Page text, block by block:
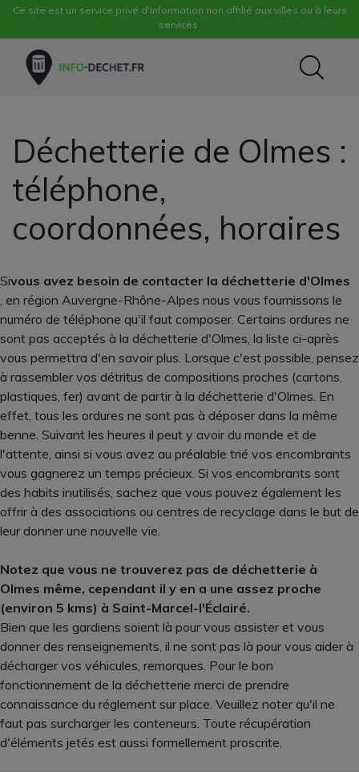
Ce site est un service privé d'information non affilié aux villes ou à leurs
services.
Déchetterie de Olmes :
téléphone,
coordonnées, horaires
Sivous avez besoin de contacter la déchetterie d'Olmes
, en région Auvergne-Rhône-Alpes nous vous fournissons le
numéro de téléphone qu'il faut composer. Certains ordures ne
sont pas acceptés à la déchetterie d'Olmes, la liste ci-après
vous permettra d'en savoir plus. Lorsque c'est possible, pensez
à rassembler vos détritus de compositions proches (cartons,
plastiques, fer) avant de partir à la déchetterie d'Olmes. En
effet, tous les ordures ne sont pas à déposer dans la même
benne. Suivant les heures il peut y avoir du monde et de
l'attente, ainsi si vous avez au préalable trié vos encombrants
vous gagnerez un temps précieux. Si vos encombrants sont
des habits inutilisés, sachez que vous pouvez également les
offrir à des associations ou centres de recyclage dans le but de
leur donner une nouvelle vie.
Notez que vous ne trouverez pas de déchetterie à
Olmes même, cependant il y en a une assez proche
(environ 5 kms) à Saint-Marcel-l'Éclairé.
Bien que les gardiens soient là pour vous assister et vous
donner des renseignements, il ne sont pas là pour vous aider à
décharger vos véhicules, remorques. Pour le bon
fonctionnement de la déchetterie merci de prendre
connaissance du réglement sur place. Veuillez noter qu'il ne
faut pas surcharger les conteneurs. Toute récupération
d'éléments jetés est aussi formellement proscrite.